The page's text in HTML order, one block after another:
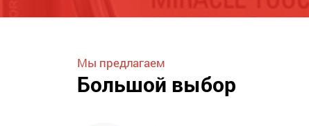
Мы предлагаем
Большой выбор